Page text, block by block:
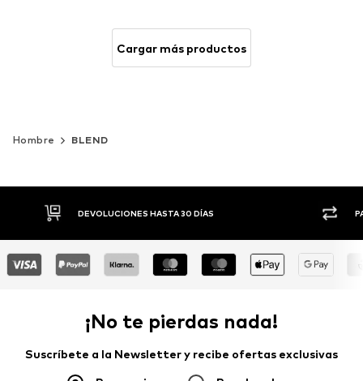
Cargar más productos
Hombre BLEND
DEVOLUCIONES HASTA 30 DÍAS
¡No te pierdas nada!
Suscríbete a la Newsletter y recibe ofertas exclusivas